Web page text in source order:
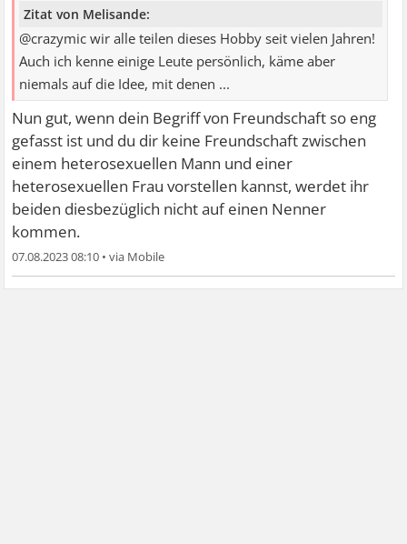
Zitat von Melisande:
@crazymic wir alle teilen dieses Hobby seit vielen Jahren!
Auch ich kenne einige Leute persönlich, käme aber
niemals auf die Idee, mit denen ...
Nun gut, wenn dein Begriff von Freundschaft so eng
gefasst ist und du dir keine Freundschaft zwischen
einem heterosexuellen Mann und einer
heterosexuellen Frau vorstellen kannst, werdet ihr
beiden diesbezüglich nicht auf einen Nenner
kommen.
07.08.2023 08:10 •